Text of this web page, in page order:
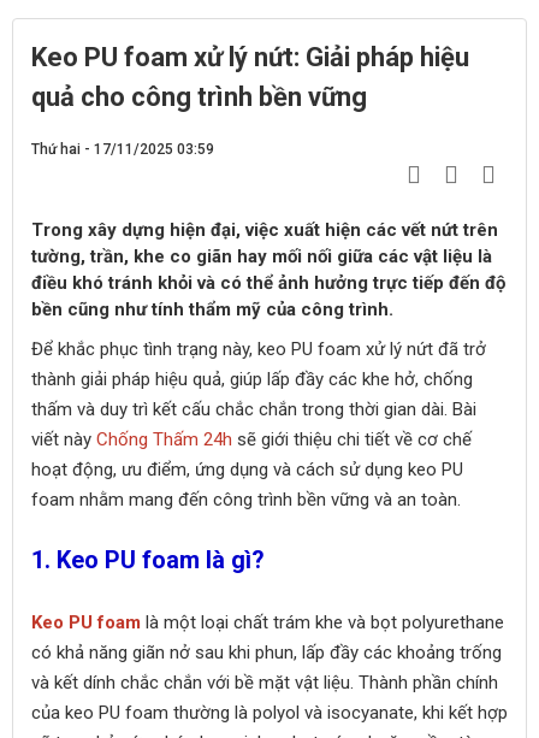
Keo PU foam xử lý nứt: Giải pháp hiệu
quả cho công trình bền vững
Thứ hai - 17/11/2025 03:59
Trong xây dựng hiện đại, việc xuất hiện các vết nứt trên
tường, trần, khe co giãn hay mối nối giữa các vật liệu là
điều khó tránh khỏi và có thể ảnh hưởng trực tiếp đến độ
bền cũng như tính thẩm mỹ của công trình.
Để khắc phục tình trạng này, keo PU foam xử lý nứt đã trở
thành giải pháp hiệu quả, giúp lấp đầy các khe hở, chống
thấm và duy trì kết cấu chắc chắn trong thời gian dài. Bài
viết này Chống Thấm 24h sẽ giới thiệu chi tiết về cơ chế
hoạt động, ưu điểm, ứng dụng và cách sử dụng keo PU
foam nhằm mang đến công trình bền vững và an toàn.
1. Keo PU foam là gì?
Keo PU foam là một loại chất trám khe và bọt polyurethane
có khả năng giãn nở sau khi phun, lấp đầy các khoảng trống
và kết dính chắc chắn với bề mặt vật liệu. Thành phần chính
của keo PU foam thường là polyol và isocyanate, khi kết hợp